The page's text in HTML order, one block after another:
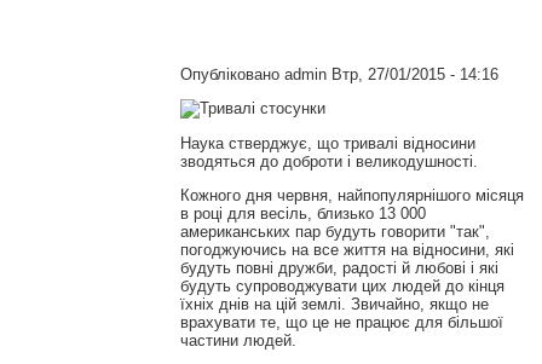
Опубліковано adminВтр, 27/01/2015 - 14:16
Наука стверджує, що тривалі відносини
зводяться до доброти і великодушності.
Кожного дня червня, найпопулярнішого місяця
в році для весіль, близько 13 000
американських пар будуть говорити "так",
погоджуючись на все життя на відносини, які
будуть повні дружби, радості й любові і які
будуть супроводжувати цих людей до кінця
їхніх днів на цій землі. Звичайно, якщо не
врахувати те, що це не працює для більшої
частини людей.